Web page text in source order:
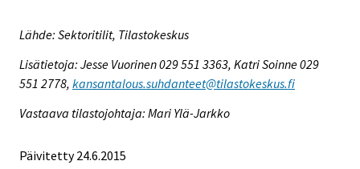
Lähde: Sektoritilit, Tilastokeskus
Lisätietoja: Jesse Vuorinen 029 551 3363, Katri Soinne 029
551 2778, kansantalous.suhdanteet@tilastokeskus.fi
Vastaava tilastojohtaja: Mari Ylä-Jarkko
Päivitetty 24.6.2015